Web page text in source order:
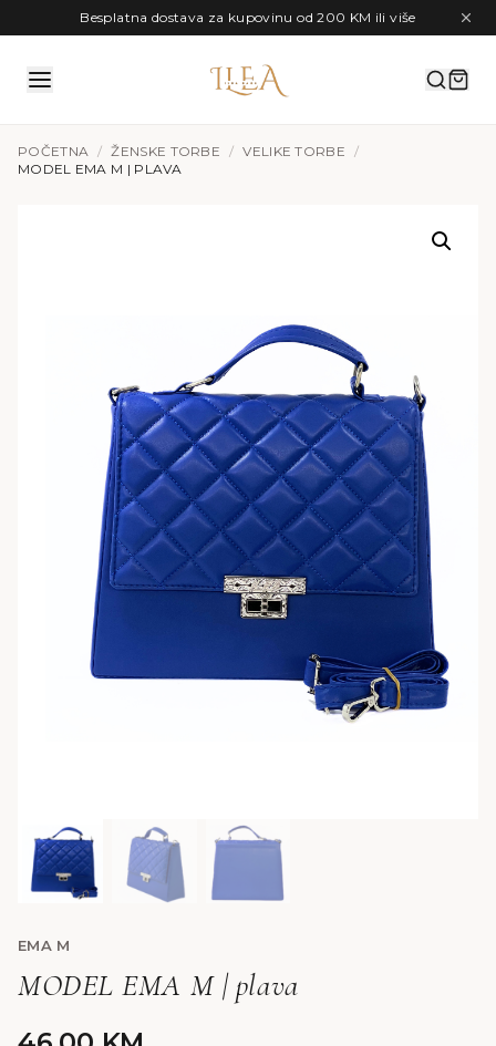
Preskoči na sadržajBesplatna dostava za kupovinu od 200 KM ili više
POČETNA / ŽENSKE TORBE / VELIKE TORBE /
MODEL EMA M | PLAVA
EMA M
MODEL EMA M | plava